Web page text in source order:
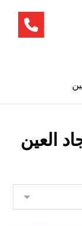
العين